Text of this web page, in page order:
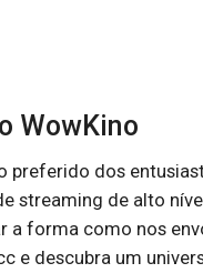
WowKino
preferido dos
streaming de alto
a forma como nos
e descubra um